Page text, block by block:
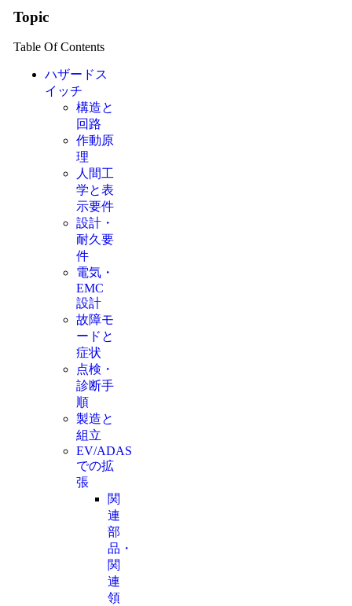
Topic
Table Of Contents
ハザードス
イッチ
構造と
回路
作動原
理
人間工
学と表
示要件
設計・
耐久要
件
電気・
EMC
設計
故障モ
ードと
症状
点検・
診断手
順
製造と
組立
EV/ADAS
での拡
張
関
連
部
品・
関
連
領